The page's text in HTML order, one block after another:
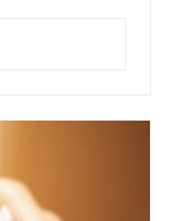
selección